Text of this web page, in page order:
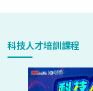
科技人才培訓課程